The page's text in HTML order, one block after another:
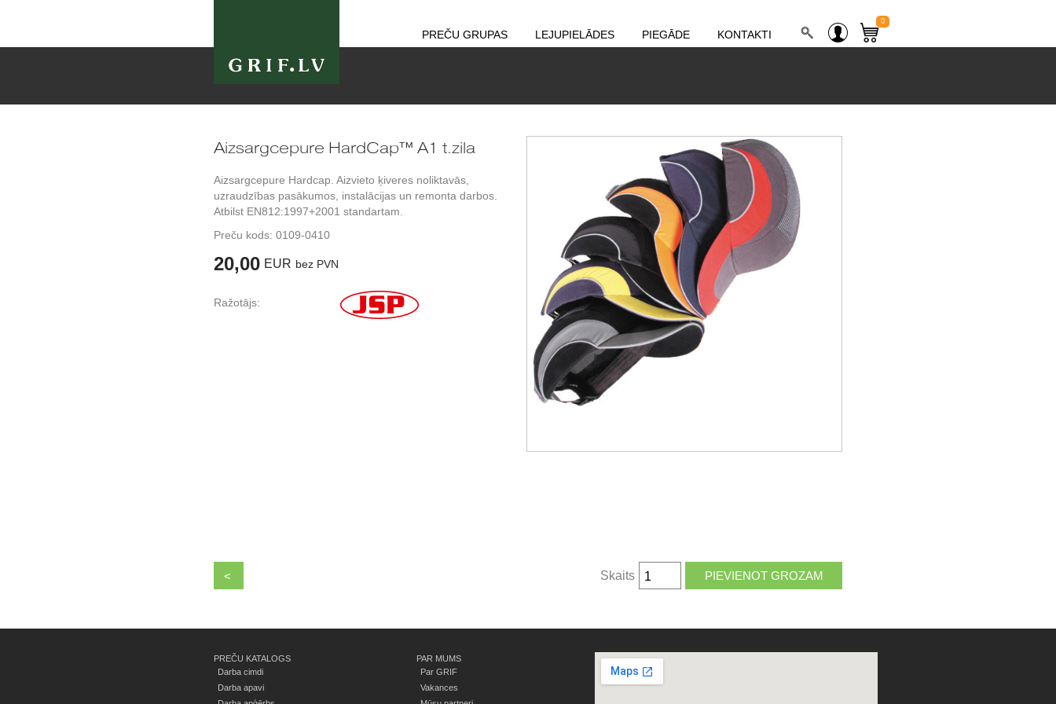
PREČU GRUPAS LEJUPIELĀDES PIEGĀDE KONTAKTI
0
Aizsargcepure HardCap™ A1 t.zila
Aizsargcepure Hardcap. Aizvieto ķiveres noliktavās,
uzraudzības pasākumos, instalācijas un remonta darbos.
Atbilst EN812:1997+2001 standartam.
Preču kods: 0109-0410
20,00 EUR bez PVN
Ražotājs:
< Skaits
PREČU KATALOGS
Darba cimdi
Darba apavi
PAR MUMS
Par GRIF
Vakances